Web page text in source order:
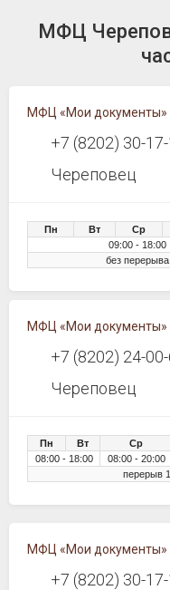
МФЦ
МФЦ «Мои документы»
+7 (8202) 30-17-
Череповец
Пн Вт Ср
09:00 - 18:00
без перерыва
МФЦ «Мои документы»
+7 (8202) 24-
Череповец
Пн Вт Ср
08:00 - 18:00
08:00 - 20:00
перерыв
МФЦ «Мои документы»
+7 (8202) 30-17-